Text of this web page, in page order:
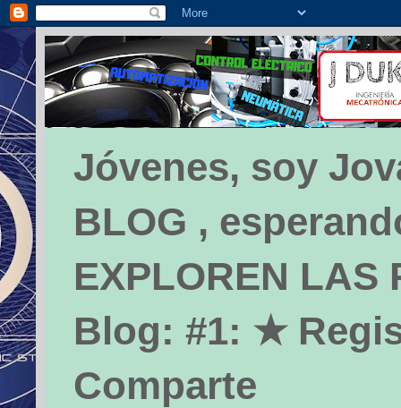
Jóvenes, soy
BLOG ,
EXPLOREN LAS
Blog: #1: ★
Comparte